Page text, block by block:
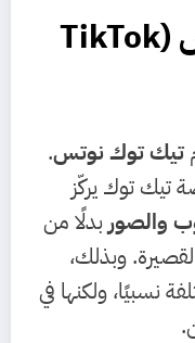
ما هو تيك توك نوتس (TikTok
تيك توك نوتس.
تيك توك يركّز
والصور بدلًا من
وبذلك،
نسبيًا، ولكنها في